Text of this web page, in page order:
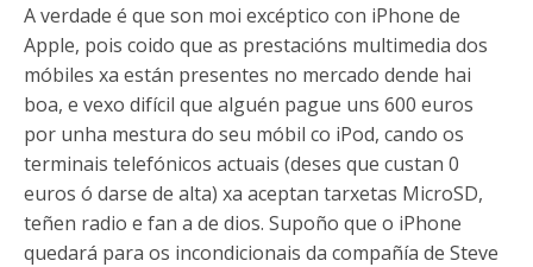
A verdade é que son moi excéptico con iPhone de
Apple, pois coido que as prestacións multimedia dos
móbiles xa están presentes no mercado dende hai
boa, e vexo difícil que alguén pague uns 600 euros
por unha mestura do seu móbil co iPod, cando os
terminais telefónicos actuais (deses que custan 0
euros ó darse de alta) xa aceptan tarxetas MicroSD,
teñen radio e fan a de dios. Supoño que o iPhone
quedará para os incondicionais da compañía de Steve